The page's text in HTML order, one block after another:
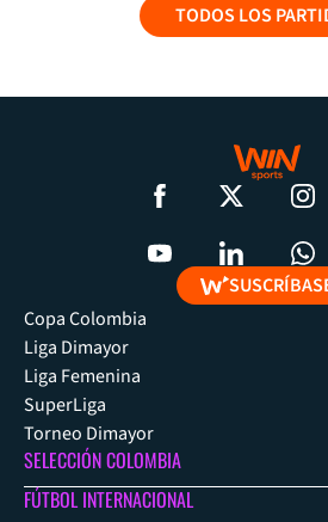
TODOS LOS
Copa Colombia
Liga Dimayor
Liga Femenina
SuperLiga
Torneo Dimayor
SELECCIÓN COLOMBIA
FÚTBOL INTERNACIONAL